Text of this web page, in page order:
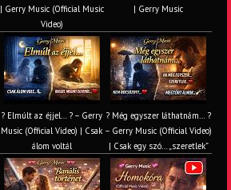
| Gerry Music (Official Music
Video)
| Gerry Music
? Elmúlt az éjjel… ? – Gerry
Music (Official Video) | Csak
álom voltál
? Még egyszer láthatnám… ?
– Gerry Music (Official Video)
| Csak egy szó… „szeretlek”